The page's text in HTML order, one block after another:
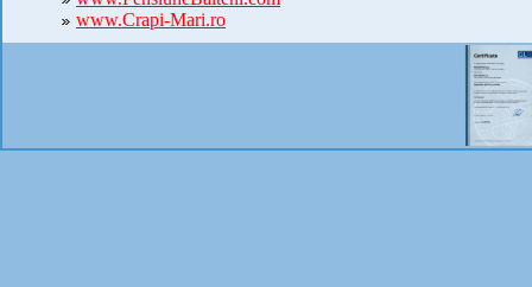
www.Crapi-Mari.ro